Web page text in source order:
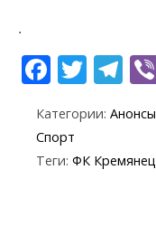
.
F
e
b
T
itt
er
T
e
gr
Категории: Анонсы
Спорт
Теги: ФК Кремянец